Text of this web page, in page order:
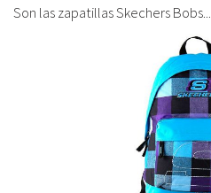
Son las zapatillas Skechers Bobs...